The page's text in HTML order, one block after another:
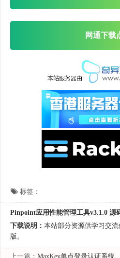
网通下载
标签：
Pinpoint应用性能管理工具v3.1.0 源
下载说明： 本站部分资源供学习交
版。
上一篇： MaxKey单点登录认证系统